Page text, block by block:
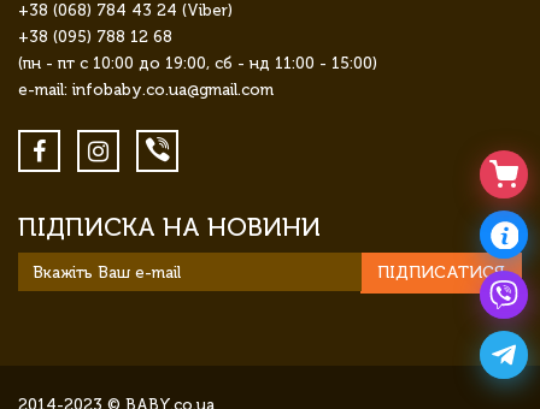
+38 (068) 784 43 24 (Viber)
+38 (095) 788 12 68
(пн - пт с 10:00 до 19:00, сб - нд 11:00 - 15:00)
e-mail: infobaby.co.ua@gmail.com
ПІДПИСКА НА НОВИНИ
ПІДПИСАТИСЯ
2014-2023 © BABY.co.ua